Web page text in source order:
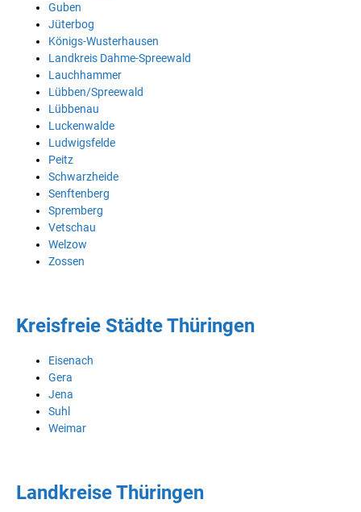
Guben
Jüterbog
Königs-Wusterhausen
Landkreis Dahme-Spreewald
Lauchhammer
Lübben/Spreewald
Lübbenau
Luckenwalde
Ludwigsfelde
Peitz
Schwarzheide
Senftenberg
Spremberg
Vetschau
Welzow
Zossen
Kreisfreie Städte Thüringen
Eisenach
Gera
Jena
Suhl
Weimar
Landkreise Thüringen